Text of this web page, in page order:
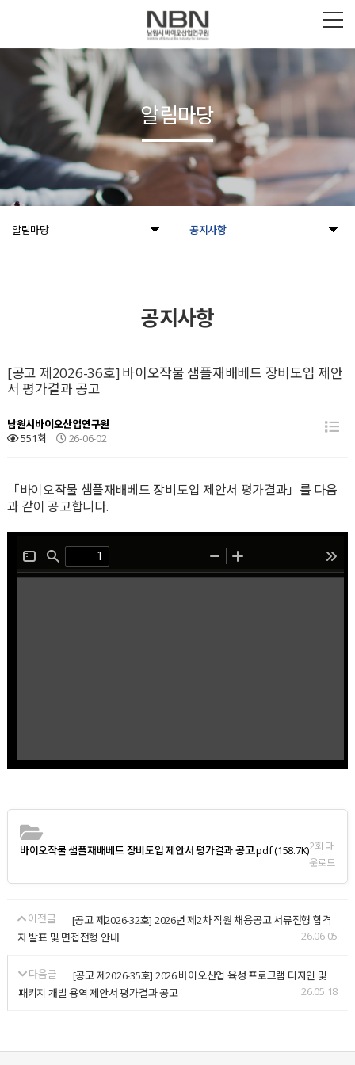
알림마당 공지사항
알림마당
공지사항
[공고 제2026-36호] 바이오작물 샘플재배베드 장비도입 제안
서 평가결과 공고
남원시바이오산업연구원
551회
26-06-02
「바이오작물 샘플재배베드 장비도입 제안서 평가결과」를 다음
과 같이 공고합니다.
바이오작물 샘플재배베드 장비도입 제안서 평가결과 공고.pdf(158.7K)2회 다
운로드
이전글
[공고 제2026-32호] 2026년 제2차 직원 채용공고 서류전형 합격
자 발표 및 면접전형 안내
26.06.05
다음글
[공고 제2026-35호] 2026 바이오산업 육성 프로그램 디자인 및
패키지 개발 용역 제안서 평가결과 공고
26.05.18